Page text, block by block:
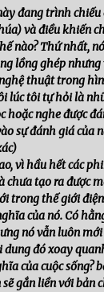
đang trình
và điều khiến
nào? Thứ nhất,
lồng ghép
thuật trong
lúc tôi tự hỏi là
hoặc nghe được
sự đánh giá của
vì hầu hết các
chưa tạo ra được
trong thế giới
của nó. Có
nó vẫn luôn
đó xoay
của cuộc sống?
gắn liền với bản